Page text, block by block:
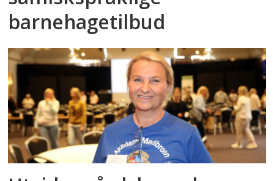
barnehagetilbud